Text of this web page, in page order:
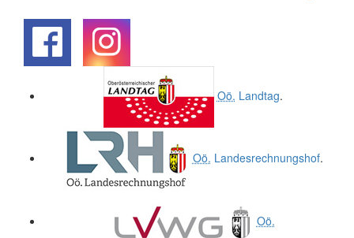
Oö. Landtag.
Oö. Landesrechnungshof.
Oö.